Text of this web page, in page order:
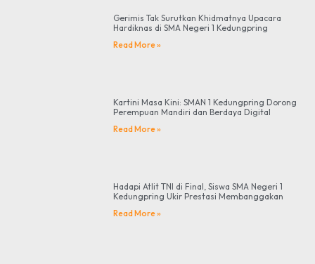
Gerimis Tak Surutkan Khidmatnya Upacara
Hardiknas di SMA Negeri 1 Kedungpring
Read More »
Kartini Masa Kini: SMAN 1 Kedungpring Dorong
Perempuan Mandiri dan Berdaya Digital
Read More »
Hadapi Atlit TNI di Final, Siswa SMA Negeri 1
Kedungpring Ukir Prestasi Membanggakan
Read More »